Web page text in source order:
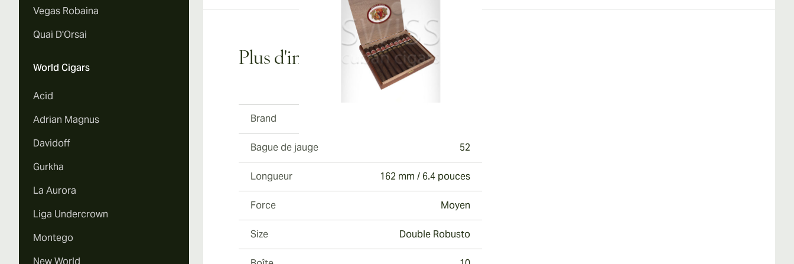
Vegas Robaina
Quai D'Orsai
World Cigars
Acid
Adrian Magnus
Davidoff
Gurkha
La Aurora
Liga Undercrown
Montego
New World
View larger image
View larger image
Plus d'informations
Brand
Bague de jauge 52
Longueur 162 mm / 6.4 pouces
Force Moyen
Size Double Robusto